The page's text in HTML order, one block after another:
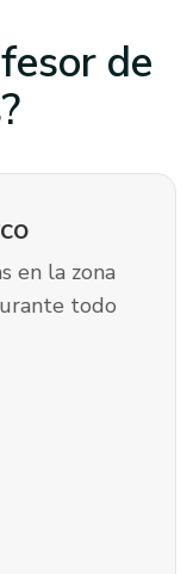
de
en la zona
todo